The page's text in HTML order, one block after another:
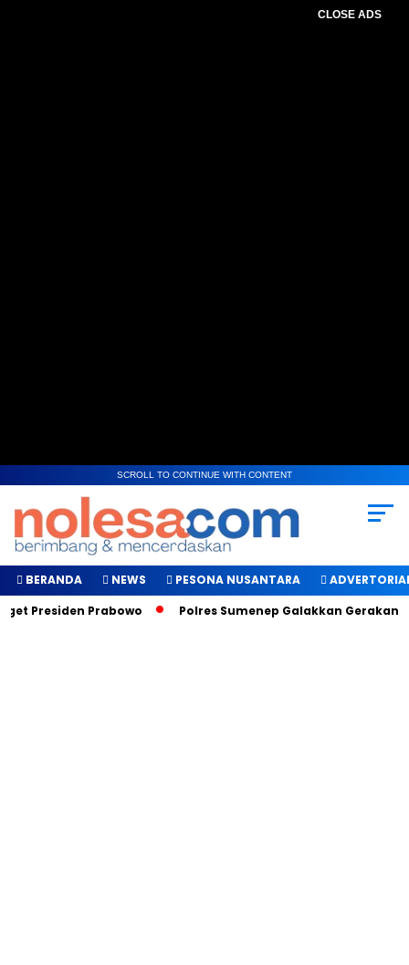
CLOSE ADS
SCROLL TO CONTINUE WITH CONTENT
BERANDA NEWS PESONA NUSANTARA
Presiden Prabowo
Polres Sumenep Galakkan Gerakan